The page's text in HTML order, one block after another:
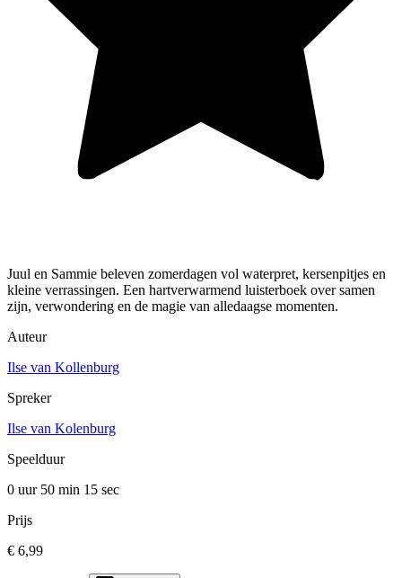
Juul en Sammie beleven zomerdagen vol waterpret, kersenpitjes en
kleine verrassingen. Een hartverwarmend luisterboek over samen
zijn, verwondering en de magie van alledaagse momenten.
Auteur
Ilse van Kollenburg
Spreker
Ilse van Kolenburg
Speelduur
0 uur 50 min 15 sec
Prijs
€ 6,99